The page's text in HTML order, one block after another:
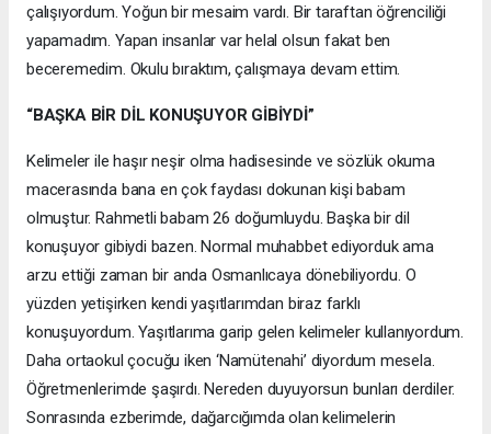
çalışıyordum. Yoğun bir mesaim vardı. Bir taraftan öğrenciliği
yapamadım. Yapan insanlar var helal olsun fakat ben
beceremedim. Okulu bıraktım, çalışmaya devam ettim.
“BAŞKA BİR DİL KONUŞUYOR GİBİYDİ”
Kelimeler ile haşır neşir olma hadisesinde ve sözlük okuma
macerasında bana en çok faydası dokunan kişi babam
olmuştur. Rahmetli babam 26 doğumluydu. Başka bir dil
konuşuyor gibiydi bazen. Normal muhabbet ediyorduk ama
arzu ettiği zaman bir anda Osmanlıcaya dönebiliyordu. O
yüzden yetişirken kendi yaşıtlarımdan biraz farklı
konuşuyordum. Yaşıtlarıma garip gelen kelimeler kullanıyordum.
Daha ortaokul çocuğu iken ‘Namütenahi’ diyordum mesela.
Öğretmenlerimde şaşırdı. Nereden duyuyorsun bunları derdiler.
Sonrasında ezberimde, dağarcığımda olan kelimelerin